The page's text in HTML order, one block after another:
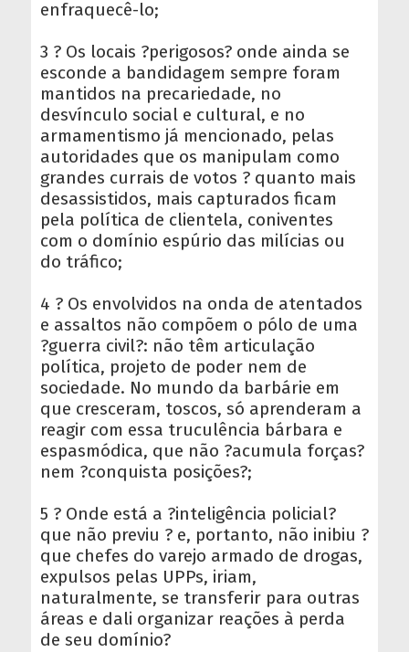
enfraquecê-lo;
3 ? Os locais ?perigosos? onde ainda se
esconde a bandidagem sempre foram
mantidos na precariedade, no
desvínculo social e cultural, e no
armamentismo já mencionado, pelas
autoridades que os manipulam como
grandes currais de votos ? quanto mais
desassistidos, mais capturados ficam
pela política de clientela, coniventes
com o domínio espúrio das milícias ou
do tráfico;
4 ? Os envolvidos na onda de atentados
e assaltos não compõem o pólo de uma
?guerra civil?: não têm articulação
política, projeto de poder nem de
sociedade. No mundo da barbárie em
que cresceram, toscos, só aprenderam a
reagir com essa truculência bárbara e
espasmódica, que não ?acumula forças?
nem ?conquista posições?;
5 ? Onde está a ?inteligência policial?
que não previu ? e, portanto, não inibiu ?
que chefes do varejo armado de drogas,
expulsos pelas UPPs, iriam,
naturalmente, se transferir para outras
áreas e dali organizar reações à perda
de seu domínio?